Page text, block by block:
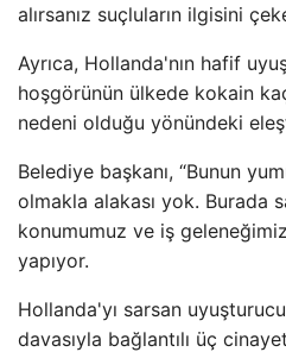
alırsanız suçluların ilgisini
Ayrıca, Hollanda'nın hafif
hoşgörünün ülkede kokain
nedeni olduğu yönündeki
Belediye başkanı, “Bunun
olmakla alakası yok. Burada
konumumuz ve iş
yapıyor.
Hollanda'yı sarsan
davasıyla bağlantılı üç